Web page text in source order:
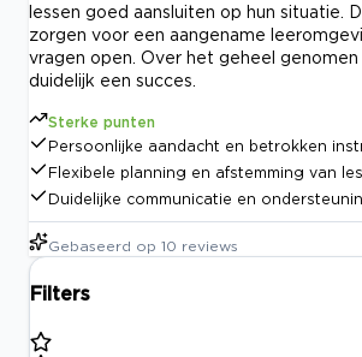
lessen goed aansluiten op hun situatie.
zorgen voor een aangename
vragen open. Over het geheel genomen
duidelijk een succes.
Sterke punten
Persoonlijke aandacht en betrokken
Flexibele planning en afstemming van
Duidelijke communicatie en
Gebaseerd op 10 reviews
Filters